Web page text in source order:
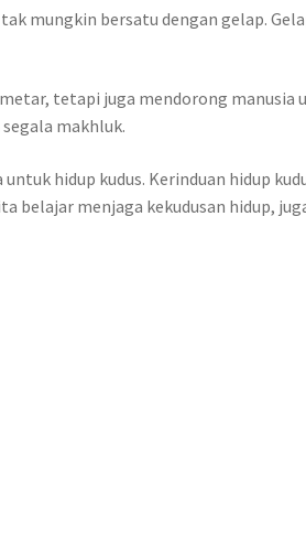
mungkin bersatu dengan gelap.
tetapi juga mendorong manusia
makhluk.
hidup kudus. Kerinduan hidup
belajar menjaga kekudusan hidup,